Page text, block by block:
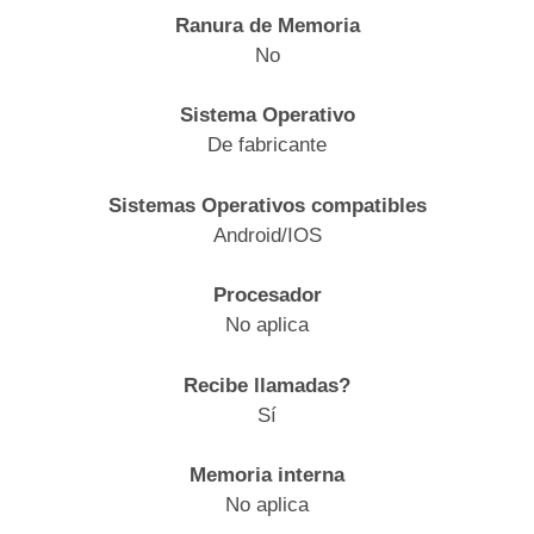
Ranura de Memoria
No
Sistema Operativo
De fabricante
Sistemas Operativos compatibles
Android/IOS
Procesador
No aplica
Recibe llamadas?
Sí
Memoria interna
No aplica